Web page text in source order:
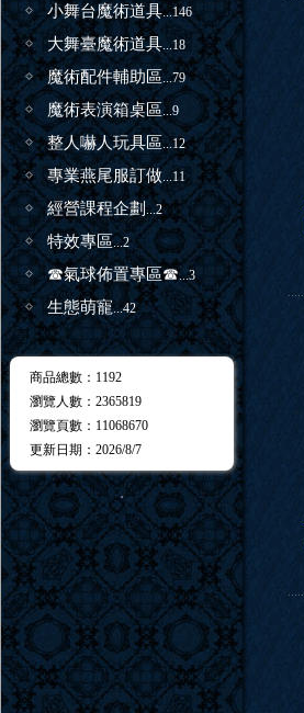
小舞台魔術道具...146
大舞臺魔術道具 ...18
魔術配件輔助區...79
魔術表演箱桌區 ...9
整人嚇人玩具區...12
專業燕尾服訂做 ...11
經營課程企劃...2
特效專區...2
☎氣球佈置專區☎...3
生態萌寵...42
商品總數 ：1192
瀏覽人數 ： 2365819
瀏覽頁數 ： 11068670
更新日期 ：2026/8/7
．